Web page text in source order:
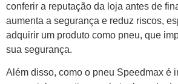
conferir a reputação da loja antes de
aumenta a segurança e reduz riscos,
adquirir um produto como pneu, que
sua segurança.
Além disso, como o pneu Speedmax é